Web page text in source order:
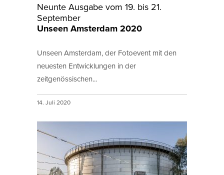
Neunte Ausgabe vom 19. bis 21.
September
Unseen Amsterdam 2020
Unseen Amsterdam, der Fotoevent mit den
neuesten Entwicklungen in der
zeitgenössischen...
14. Juli 2020